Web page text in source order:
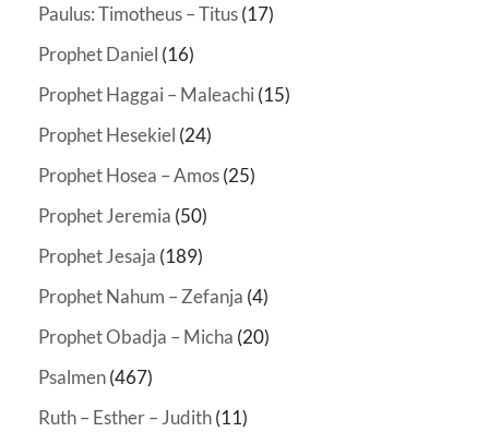
Paulus: Timotheus – Titus(17)
Prophet Daniel (16)
Prophet Haggai – Maleachi (15)
Prophet Hesekiel (24)
Prophet Hosea – Amos(25)
Prophet Jeremia (50)
Prophet Jesaja (189)
Prophet Nahum – Zefanja (4)
Prophet Obadja – Micha (20)
Psalmen(467)
Ruth – Esther – Judith(11)